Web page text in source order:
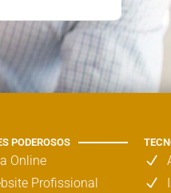
PODEROSOS
Online
Profissional